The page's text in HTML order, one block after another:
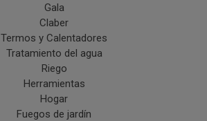
Gala
Claber
Termos y Calentadores
Tratamiento del agua
Riego
Herramientas
Hogar
Fuegos de jardín